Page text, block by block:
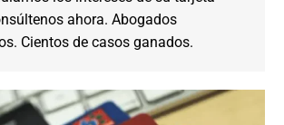
ahora. Abogados
Cientos de casos ganados.